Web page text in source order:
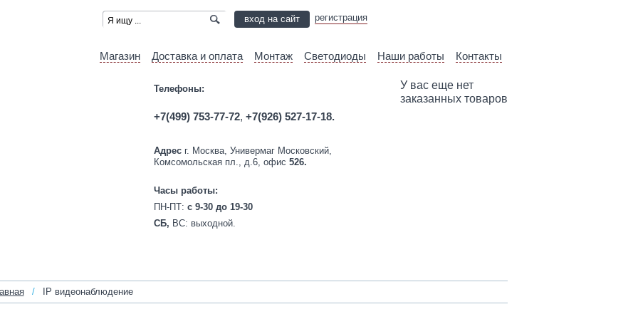
вход на сайт регистрация
Магазин Доставка и оплата Монтаж Светодиоды Наши работы Контакты
У вас еще нет
заказанных товаров
Телефоны:
+7(499) 753-77-72, +7(926) 527-17-18.
Адресг. Москва, Универмаг Московский,
Комсомольская пл., д.6, офис 526.
Часы работы:
ПН-ПТ: c 9-30 до 19-30
СБ, ВС: выходной.
/ IP видеонаблюдение